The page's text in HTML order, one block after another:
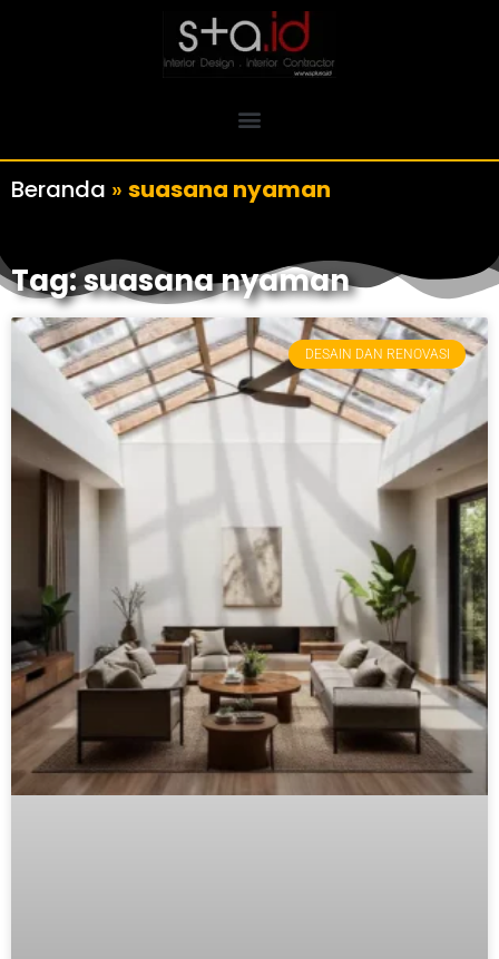
Beranda » suasana nyaman
Tag: suasana nyaman
DESAIN DAN RENOVASI